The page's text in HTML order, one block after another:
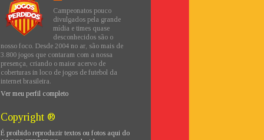
Campeonatos pouco
divulgados pela grande
mídia e times quase
desconhecidos são o
nosso foco. Desde 2004 no ar, são mais de
3.800 jogos que contaram com a nossa
presença, criando o maior acervo de
coberturas in loco de jogos de futebol da
internet brasileira.
Ver meu perfil completo
Copyright ®
É proibido reproduzir textos ou fotos aqui do